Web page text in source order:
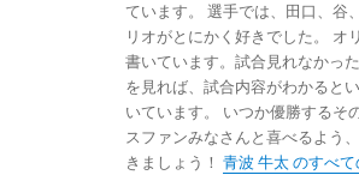
ています。 選手では、田口、谷
リオがとにかく好きでした。 オ
書いています。試合見れなかっ
を見れば、試合内容がわかると
いています。 いつか優勝するそ
スファンみなさんと喜べるよう
きましょう！青波 牛太 のすべ